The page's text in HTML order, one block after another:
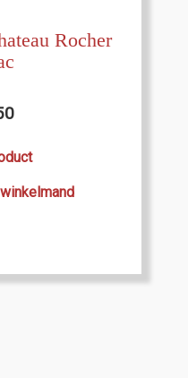
Rocher